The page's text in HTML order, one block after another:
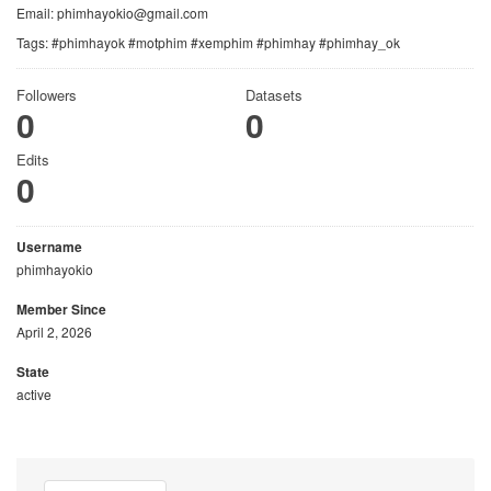
Email: phimhayokio@gmail.com
Tags: #phimhayok #motphim #xemphim #phimhay #phimhay_ok
Followers
0
Datasets
0
Edits
0
Username
phimhayokio
Member Since
April 2, 2026
State
active